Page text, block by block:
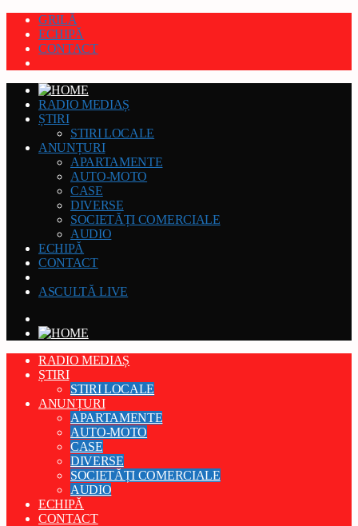
GRILĂ
ECHIPĂ
CONTACT
RADIO MEDIAȘ
ȘTIRI
STIRI LOCALE
ANUNȚURI
APARTAMENTE
AUTO-MOTO
CASE
DIVERSE
SOCIETĂȚI COMERCIALE
AUDIO
ECHIPĂ
CONTACT
ASCULTĂ LIVE
RADIO MEDIAȘ
ȘTIRI
STIRI LOCALE
ANUNȚURI
APARTAMENTE
AUTO-MOTO
CASE
DIVERSE
SOCIETĂȚI COMERCIALE
AUDIO
ECHIPĂ
CONTACT